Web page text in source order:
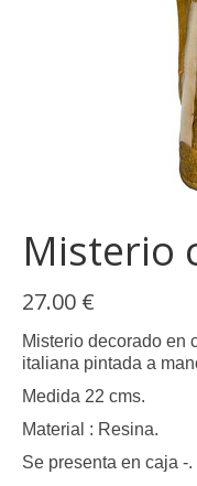
Misterio
27.00 €
Misterio decorado en
italiana pintada a
Medida 22 cms.
Material : Resina.
Se presenta en caja -.